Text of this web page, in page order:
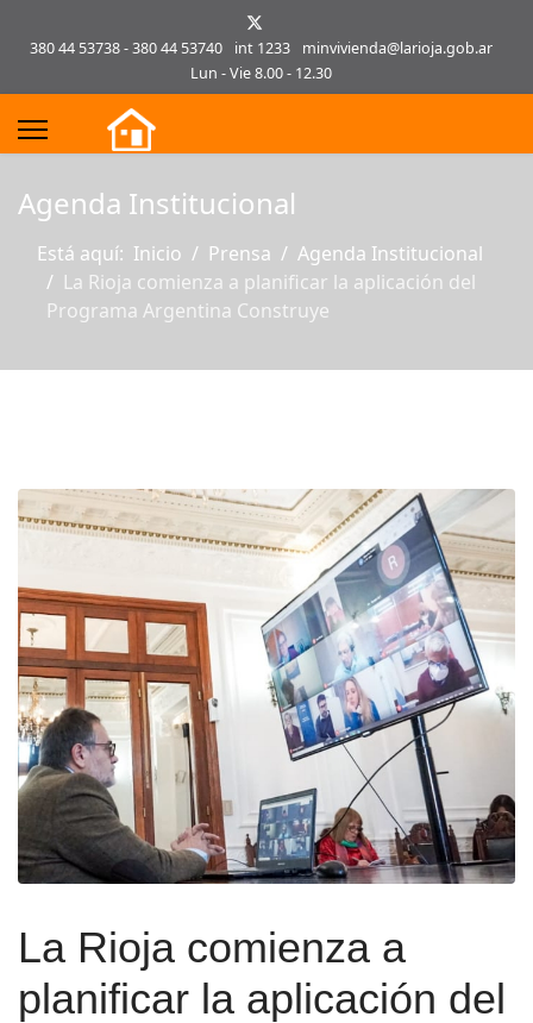
380 44 53738 - 380 44 53740 int 1233
minvivienda@larioja.gob.ar
Lun - Vie 8.00 - 12.30
Agenda Institucional
Está aquí: Inicio Prensa
Agenda Institucional
La Rioja comienza a planificar la aplicación del
Programa Argentina Construye
La Rioja comienza a
planificar la aplicación del